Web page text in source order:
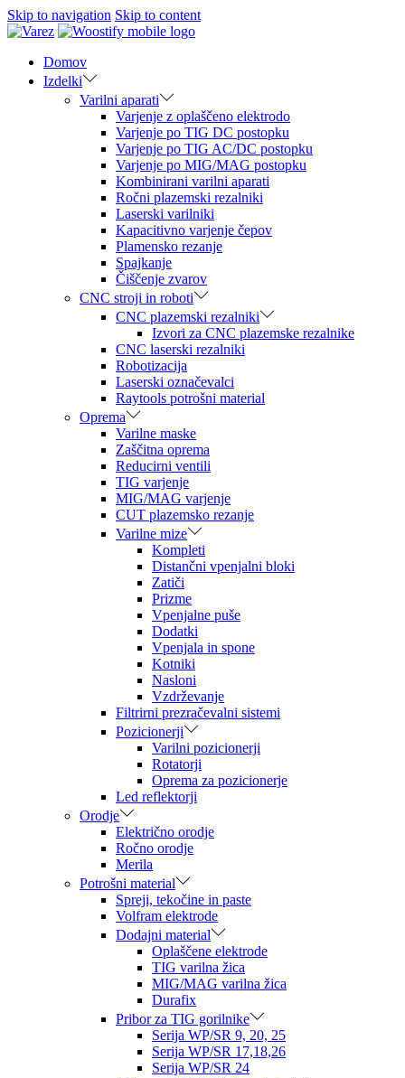
Skip to navigation Skip to content
Domov
Izdelki
Varilni aparati
Varjenje z oplaščeno elektrodo
Varjenje po TIG DC postopku
Varjenje po TIG AC/DC postopku
Varjenje po MIG/MAG postopku
Kombinirani varilni aparati
Ročni plazemski rezalniki
Laserski varilniki
Kapacitivno varjenje čepov
Plamensko rezanje
Spajkanje
Čiščenje zvarov
CNC stroji in roboti
CNC plazemski rezalniki
Izvori za CNC plazemske rezalnike
CNC laserski rezalniki
Robotizacija
Laserski označevalci
Raytools potrošni material
Oprema
Varilne maske
Zaščitna oprema
Reducirni ventili
TIG varjenje
MIG/MAG varjenje
CUT plazemsko rezanje
Varilne mize
Kompleti
Distančni vpenjalni bloki
Zatiči
Prizme
Vpenjalne puše
Dodatki
Vpenjala in spone
Kotniki
Nasloni
Vzdrževanje
Filtrirni prezračevalni sistemi
Pozicionerji
Varilni pozicionerji
Rotatorji
Oprema za pozicionerje
Led reflektorji
Orodje
Električno orodje
Ročno orodje
Merila
Potrošni material
Spreji, tekočine in paste
Volfram elektrode
Dodajni material
Oplaščene elektrode
TIG varilna žica
MIG/MAG varilna žica
Durafix
Pribor za TIG gorilnike
Serija WP/SR 9, 20, 25
Serija WP/SR 17,18,26
Serija WP/SR 24